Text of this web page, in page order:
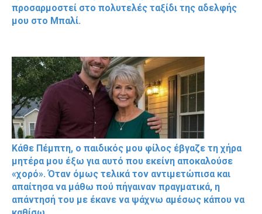
προσαρμοστεί στο πολυτελές ταξίδι της αδελφής
μου στο Μπαλί.
Κάθε Πέμπτη, ο παιδικός μου φίλος έβγαζε τη χήρα
μητέρα μου έξω για αυτό που εκείνη αποκαλούσε
«χορό». Όταν όμως τελικά τον αντιμετώπισα και
απαίτησα να μάθω πού πήγαιναν πραγματικά, η
απάντησή του με έκανε να ψάχνω αμέσως κάπου να